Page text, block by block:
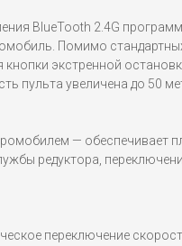
BlueTooth 2.4G
Помимо
экстренной
пульта увеличена до 50
— обеспечивает
редуктора,
переключение